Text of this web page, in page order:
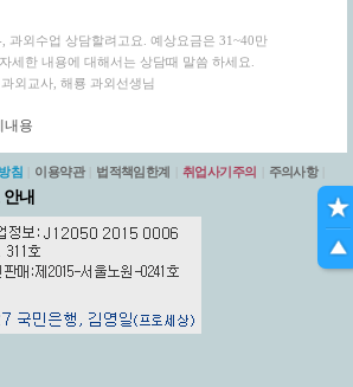
과외수업 상담할려고요. 예상요금은 31~40만
세한 내용에 대해서는 상담때 말씀 하세요.
외교사, 해룡 과외선생님
내용
침 이용약관 법적책임한계 취업사기주의 주의사항
내